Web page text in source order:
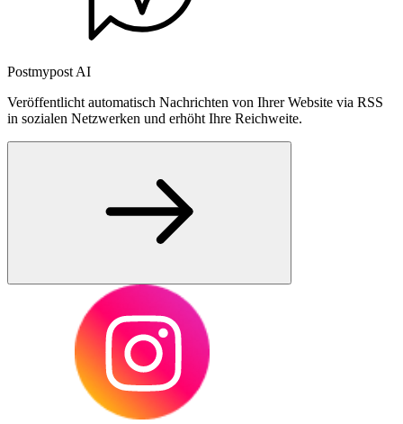
Postmypost AI
Veröffentlicht automatisch Nachrichten von Ihrer Website via RSS
in sozialen Netzwerken und erhöht Ihre Reichweite.